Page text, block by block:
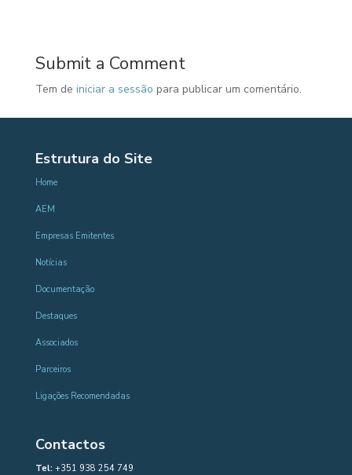
Submit a Comment
Tem de iniciar a sessão para publicar um comentário.
Estrutura do Site
Home
AEM
Empresas Emitentes
Notícias
Documentação
Destaques
Associados
Parceiros
Ligações Recomendadas
Contactos
Tel:+351 938 254 749